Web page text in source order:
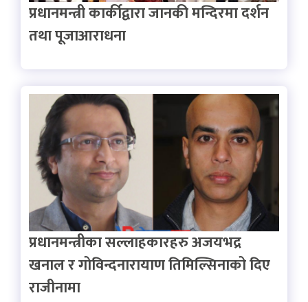
प्रधानमन्त्री कार्कीद्वारा जानकी मन्दिरमा दर्शन
तथा पूजाआराधना
प्रधानमन्त्रीका सल्लाहकारहरु अजयभद्र
खनाल र गोविन्दनारायाण तिमिल्सिनाको दिए
राजीनामा